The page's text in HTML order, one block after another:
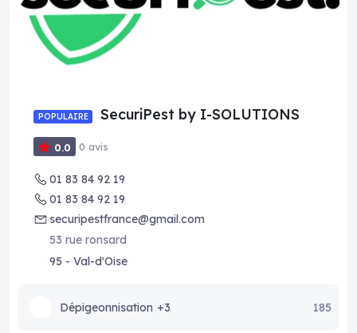
POPULAIRE SecuriPest by I-SOLUTIONS
0.0 0 avis
01 83 84 92 19
01 83 84 92 19
securipestfrance@gmail.com
53 rue ronsard
95 - Val-d'Oise
Dépigeonnisation +3 185